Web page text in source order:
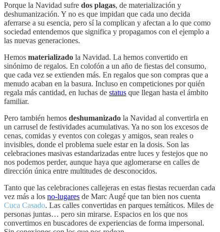
Porque la Navidad sufre dos plagas, de materialización y
deshumanización. Y no es que impidan que cada uno decida
aferrarse a su esencia, pero sí la complican y afectan a lo que como
sociedad entendemos que significa y propagamos con el ejemplo a
las nuevas generaciones.
Hemos materializado la Navidad. La hemos convertido en
sinónimo de regalos. En colofón a un año de fiestas del consumo,
que cada vez se extienden más. En regalos que son compras que a
menudo acaban en la basura. Incluso en competiciones por quién
regala más cantidad, en luchas de status que llegan hasta el ámbito
familiar.
Pero también hemos deshumanizado la Navidad al convertirla en
un carrusel de festividades acumulativas. Ya no son los excesos de
cenas, comidas y eventos con colegas y amigos, sean reales o
invisibles, donde el problema suele estar en la dosis. Son las
celebraciones masivas estandarizadas entre luces y festejos que no
nos podemos perder, aunque haya que aglomerarse en calles de
dirección única entre multitudes de desconocidos.
Tanto que las celebraciones callejeras en estas fiestas recuerdan cada
vez más a los no-lugares de Marc Augé que tan bien nos cuenta
Cuca Casado. Las calles convertidas en parques temáticos. Miles de
personas juntas… pero sin mirarse. Espacios en los que nos
convertimos en buscadores de experiencias de forma impersonal.